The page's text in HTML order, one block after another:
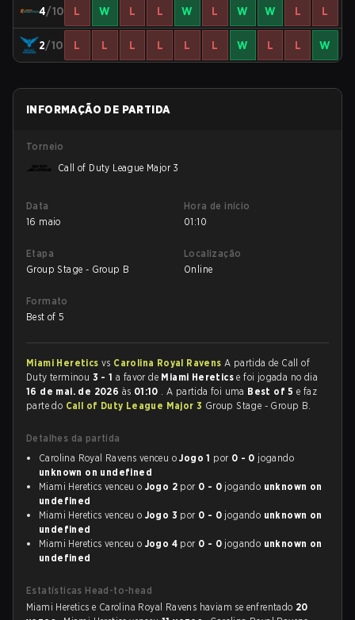
4/10 L W L L W L W W L L
2/10 L L L L L L W L L W
INFORMAÇÃO DE PARTIDA
Torneio
Call of Duty League Major 3
Data
16 maio
Hora de início
01:10
Etapa
Group Stage - Group B
Localização
Online
Formato
Best of 5
Miami Heretics vs Carolina Royal RavensA partida de Call of
Duty terminou 3 - 1 a favor de Miami Hereticse foi jogada no dia
16 de mai. de 2026 às 01:10 . A partida foi uma Best of 5e faz
parte do Call of Duty League Major 3 Group Stage - Group B.
Detalhes da partida
Carolina Royal Ravens venceu oJogo 1 por 0 - 0 jogando
unknown on undefined
Miami Heretics venceu o Jogo 2 por 0 - 0 jogando unknown on
undefined
Miami Heretics venceu o Jogo 3 por 0 - 0 jogando unknown on
undefined
Miami Heretics venceu o Jogo 4 por 0 - 0 jogando unknown on
undefined
Estatísticas Head-to-head
Miami Heretics e Carolina Royal Ravens haviam se enfrentado 20